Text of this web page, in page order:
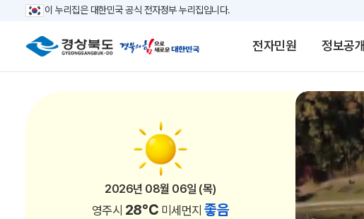
이 누리집은 대한민국 공식 전자정부 누리집입니다.
전자민원 정보공개
2026년 08월 06일 (목)
포항시31℃미세먼지 좋음
2026년 08월 06일 (목)
경주시31℃미세먼지 좋음
2026년 08월 06일 (목)
김천시 30℃ 미세먼지좋음
2026년 08월 06일 (목)
안동시 30℃ 미세먼지좋음
2026년 08월 06일 (목)
구미시 32℃ 미세먼지좋음
2026년 08월 06일 (목)
영주시 28℃ 미세먼지좋음
2026년 08월 06일 (목)
영천시 32℃ 미세먼지좋음
2026년 08월 06일 (목)
상주시 29℃ 미세먼지좋음
2026년 08월 06일 (목)
문경시 28℃ 미세먼지좋음
2026년 08월 06일 (목)
경산시 34℃ 미세먼지좋음
2026년 08월 06일 (목)
의성군31℃미세먼지 좋음
2026년 08월 06일 (목)
청송군 29℃ 미세먼지좋음
2026년 08월 06일 (목)
영양군 28℃ 미세먼지좋음
2026년 08월 06일 (목)
영덕군 27℃미세먼지 좋음
2026년 08월 06일 (목)
청도군 33℃ 미세먼지좋음
2026년 08월 06일 (목)
고령군 33℃ 미세먼지좋음
2026년 08월 06일 (목)
성주군 32℃ 미세먼지좋음
2026년 08월 06일 (목)
칠곡군 33℃ 미세먼지좋음
2026년 08월 06일 (목)
봉화군 27℃미세먼지 좋음
2026년 08월 06일 (목)
예천군 29℃ 미세먼지좋음
2026년 08월 06일 (목)
울진군 28℃ 미세먼지좋음
2026년 08월 06일 (목)
울릉군 27℃미세먼지 좋음